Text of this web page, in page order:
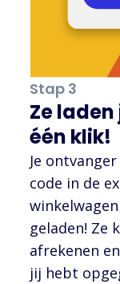
Stap 3
Ze
één klik!
Je
code in de
geladen! Ze
afrekenen
jij hebt